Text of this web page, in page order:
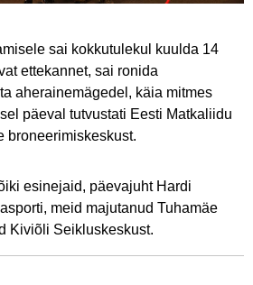
sai kokkutulekul kuulda 14
ettekannet, sai ronida
aherainemägedel, käia mitmes
päeval tutvustati Eesti Matkaliidu
broneerimiskeskust.
esinejaid, päevajuht Hardi
meid majutanud Tuhamäe
Kiviõli Seikluskeskust.